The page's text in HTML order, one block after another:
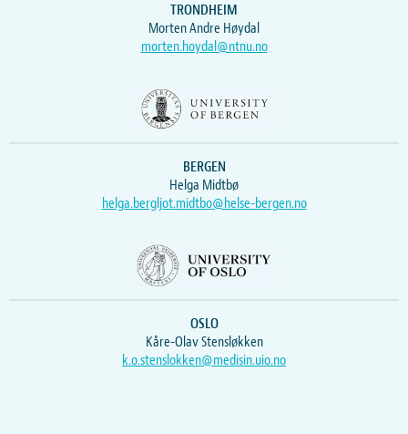
TRONDHEIM
Morten Andre Høydal
morten.hoydal@ntnu.no
BERGEN
Helga Midtbø
helga.bergljot.midtbo@helse-bergen.no
OSLO
Kåre-Olav Stensløkken
k.o.stenslokken@medisin.uio.no